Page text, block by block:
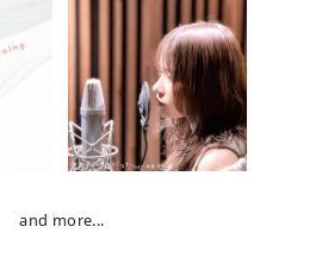
and more...